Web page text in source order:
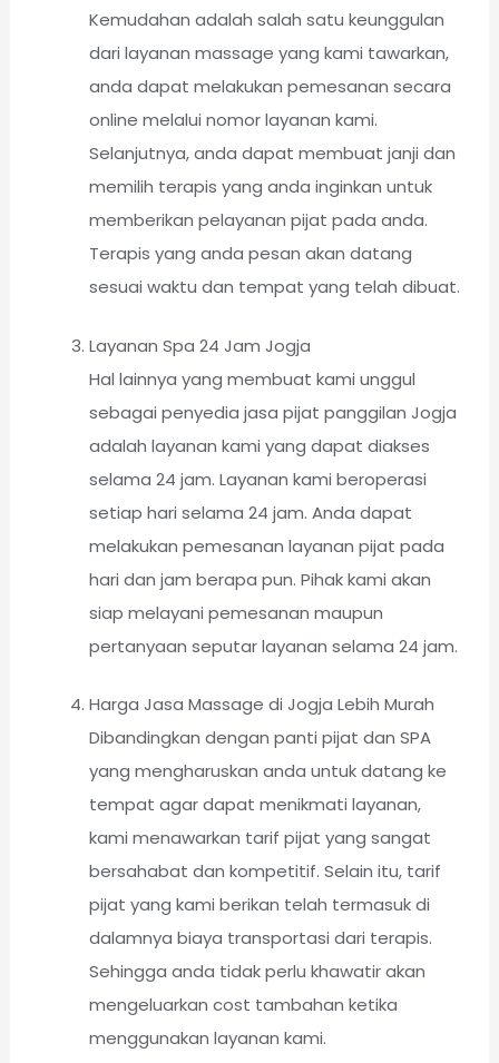
Kemudahan adalah salah satu keunggulan
dari layanan massage yang kami tawarkan,
anda dapat melakukan pemesanan secara
online melalui nomor layanan kami.
Selanjutnya, anda dapat membuat janji dan
memilih terapis yang anda inginkan untuk
memberikan pelayanan pijat pada anda.
Terapis yang anda pesan akan datang
sesuai waktu dan tempat yang telah dibuat.
Layanan Spa 24 Jam Jogja
Hal lainnya yang membuat kami unggul
sebagai penyedia jasa pijat panggilan Jogja
adalah layanan kami yang dapat diakses
selama 24 jam. Layanan kami beroperasi
setiap hari selama 24 jam. Anda dapat
melakukan pemesanan layanan pijat pada
hari dan jam berapa pun. Pihak kami akan
siap melayani pemesanan maupun
pertanyaan seputar layanan selama 24 jam.
Harga Jasa Massage di Jogja Lebih Murah
Dibandingkan dengan panti pijat dan SPA
yang mengharuskan anda untuk datang ke
tempat agar dapat menikmati layanan,
kami menawarkan tarif pijat yang sangat
bersahabat dan kompetitif. Selain itu, tarif
pijat yang kami berikan telah termasuk di
dalamnya biaya transportasi dari terapis.
Sehingga anda tidak perlu khawatir akan
mengeluarkan cost tambahan ketika
menggunakan layanan kami.